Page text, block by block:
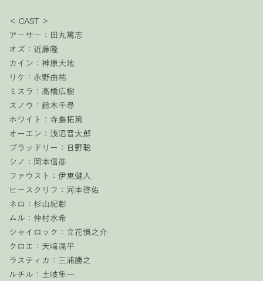
＜ CAST ＞
アーサー：田丸篤志
オズ：近藤隆
カイン：神原大地
リケ：永野由祐
ミスラ：高橋広樹
スノウ：鈴木千尋
ホワイト：寺島拓篤
オーエン：浅沼晋太郎
ブラッドリー：日野聡
シノ：岡本信彦
ファウスト：伊東健人
ヒースクリフ：河本啓佑
ネロ：杉山紀彰
ムル：仲村水希
シャイロック：立花慎之介
クロエ：天﨑滉平
ラスティカ：三浦勝之
ルチル：土岐隼一